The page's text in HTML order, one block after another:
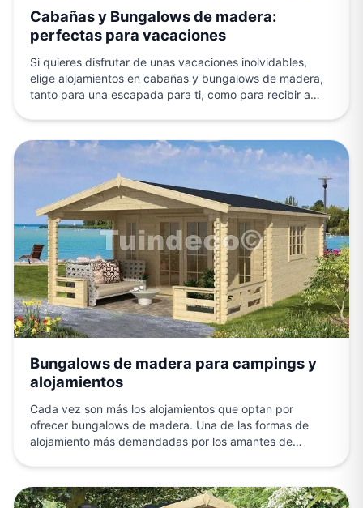
Cabañas y Bungalows de madera:
perfectas para vacaciones
Si quieres disfrutar de unas vacaciones inolvidables,
elige alojamientos en cabañas y bungalows de madera,
tanto para una escapada para ti, como para recibir a…
Bungalows de madera para campings y
alojamientos
Cada vez son más los alojamientos que optan por
ofrecer bungalows de madera. Una de las formas de
alojamiento más demandadas por los amantes de…